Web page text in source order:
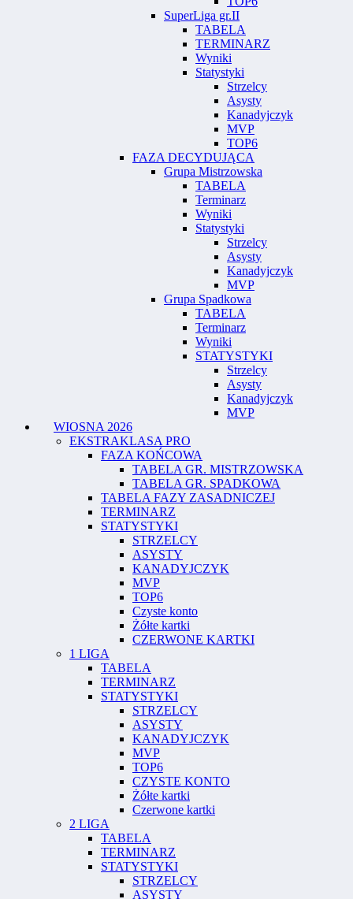
SuperLiga gr.II
TABELA
TERMINARZ
Wyniki
Statystyki
Strzelcy
Asysty
Kanadyjczyk
MVP
TOP6
FAZA DECYDUJĄCA
Grupa Mistrzowska
TABELA
Terminarz
Wyniki
Statystyki
Strzelcy
Asysty
Kanadyjczyk
MVP
Grupa Spadkowa
TABELA
Terminarz
Wyniki
STATYSTYKI
Strzelcy
Asysty
Kanadyjczyk
MVP
WIOSNA 2026
EKSTRAKLASA PRO
FAZA KOŃCOWA
TABELA GR. MISTRZOWSKA
TABELA GR. SPADKOWA
TABELA FAZY ZASADNICZEJ
TERMINARZ
STATYSTYKI
STRZELCY
ASYSTY
KANADYJCZYK
MVP
TOP6
Czyste konto
Żółte kartki
CZERWONE KARTKI
1 LIGA
TABELA
TERMINARZ
STATYSTYKI
STRZELCY
ASYSTY
KANADYJCZYK
MVP
TOP6
CZYSTE KONTO
Żółte kartki
Czerwone kartki
2 LIGA
TABELA
TERMINARZ
STATYSTYKI
STRZELCY
ASYSTY